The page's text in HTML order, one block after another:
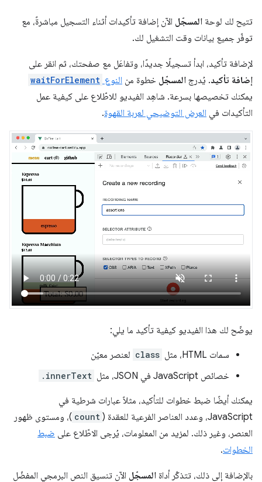
تتيح لك لوحة المسجّل الآن إضافة تأكيدات أثناء التسجيل مباشرةً، مع
توفّر جميع بيانات وقت التشغيل لك.
لإضافة تأكيد، ابدأ تسجيلًا جديدًا، وتفاعَل مع صفحتك، ثم انقر على
إضافة تأكيد. يُدرج المسجّل خطوة من النوع waitForElement
يمكنك تخصيصها بسرعة. شاهِد الفيديو للاطّلاع على كيفية عمل
التأكيدات في العرض التوضيحي لعربة القهوة.
يوضّح لك هذا الفيديو كيفية تأكيد ما يلي:
سمات HTML، مثل class لعنصر معيّن
خصائص JavaScript في JSON، مثل
.innerText
يمكنك أيضًا ضبط خطوات للتأكيد، مثلاً عبارات شرطية في
JavaScript، وعدد العناصر الفرعية للعقدة (
count )، ومستوى ظهور
العنصر، وغير ذلك. لمزيد من المعلومات، يُرجى الاطّلاع على ضبط
الخطوات.
بالإضافة إلى ذلك، تتذكّر أداة المسجّل الآن تنسيق النص البرمجي المفضّل